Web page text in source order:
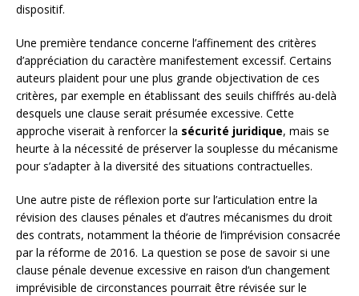
dispositif.
Une première tendance concerne l’affinement des critères
d’appréciation du caractère manifestement excessif. Certains
auteurs plaident pour une plus grande objectivation de ces
critères, par exemple en établissant des seuils chiffrés au-delà
desquels une clause serait présumée excessive. Cette
approche viserait à renforcer la sécurité juridique, mais se
heurte à la nécessité de préserver la souplesse du mécanisme
pour s’adapter à la diversité des situations contractuelles.
Une autre piste de réflexion porte sur l’articulation entre la
révision des clauses pénales et d’autres mécanismes du droit
des contrats, notamment la théorie de l’imprévision consacrée
par la réforme de 2016. La question se pose de savoir si une
clause pénale devenue excessive en raison d’un changement
imprévisible de circonstances pourrait être révisée sur le